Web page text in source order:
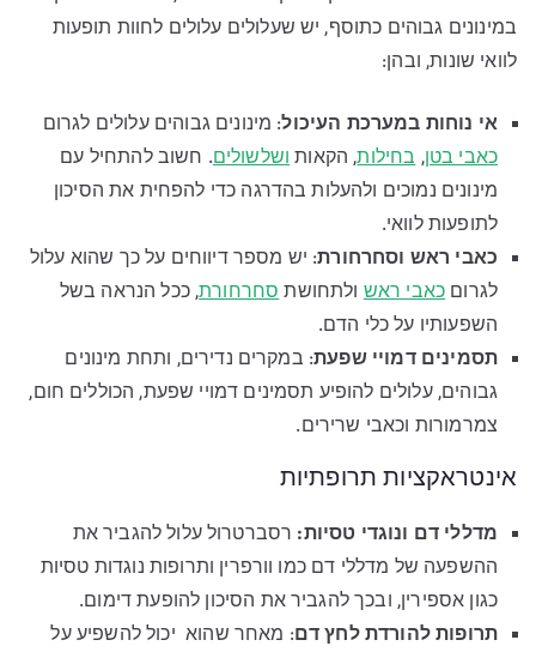
במינונים גבוהים כתוסף, יש שעלולים עלולים לחוות תופעות
לוואי שונות, ובהן:
אי נוחות במערכת העיכול: מינונים גבוהים עלולים לגרום
כאבי בטן,בחילות, הקאותושלשולים. חשוב להתחיל עם
מינונים נמוכים ולהעלות בהדרגה כדי להפחית את הסיכון
לתופעות לוואי.
כאבי ראש וסחרחורת: יש מספר דיווחים על כך שהוא עלול
לגרום כאבי ראשולתחושתסחרחורת, ככל הנראה בשל
השפעותיו על כלי הדם.
תסמינים דמויי שפעת: במקרים נדירים, ותחת מינונים
גבוהים, עלולים להופיע תסמינים דמויי שפעת, הכוללים חום,
צמרמורות וכאבי שרירים.
אינטראקציות תרופתיות
מדללי דם ונוגדי טסיות: רסברטרול עלול להגביר את
ההשפעה של מדללי דם כמו וורפרין ותרופות נוגדות טסיות
כגון אספירין, ובכך להגביר את הסיכון להופעת דימום.
תרופות להורדת לחץ דם: מאחר שהוא יכול להשפיע על